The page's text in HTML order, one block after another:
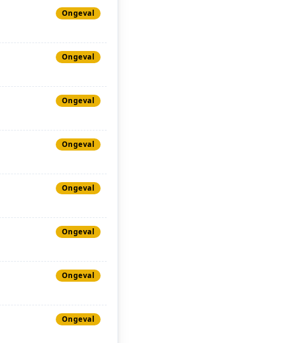
Ongeval
Ongeval
Ongeval
Ongeval
Ongeval
Ongeval
Ongeval
Ongeval